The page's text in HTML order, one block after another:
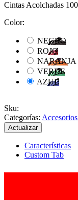
Cintas Acolchadas
Color:
NEGRO
ROJO
NARANJA
VERDE
AZUL
Sku:
Categorías: Accesorios
Características
Custom Tab